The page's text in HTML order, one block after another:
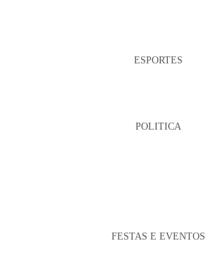
ESPORTES
POLITICA
FESTAS E EVENTOS